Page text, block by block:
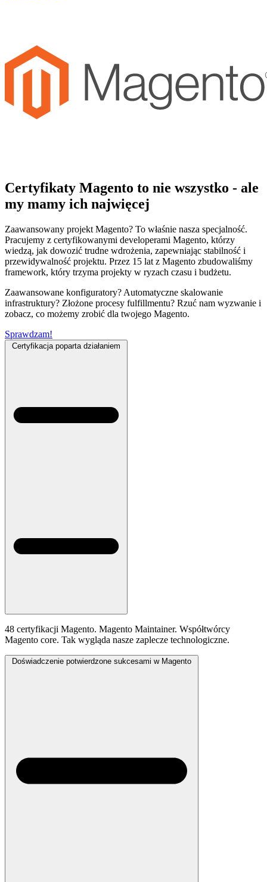
Certyfikaty Magento to nie wszystko - ale
my mamy ich najwięcej
Zaawansowany projekt Magento? To właśnie nasza specjalność.
Pracujemy z certyfikowanymi developerami Magento, którzy
wiedzą, jak dowozić trudne wdrożenia, zapewniając stabilność i
przewidywalność projektu. Przez 15 lat z Magento zbudowaliśmy
framework, który trzyma projekty w ryzach czasu i budżetu.
Zaawansowane konfiguratory? Automatyczne skalowanie
infrastruktury? Złożone procesy fulfillmentu? Rzuć nam wyzwanie i
zobacz, co możemy zrobić dla twojego Magento.
Sprawdzam!
Certyfikacja poparta działaniem
48 certyfikacji Magento. Magento Maintainer. Współtwórcy
Magento core. Tak wygląda nasze zaplecze technologiczne.
Doświadczenie potwierdzone sukcesami w Magento